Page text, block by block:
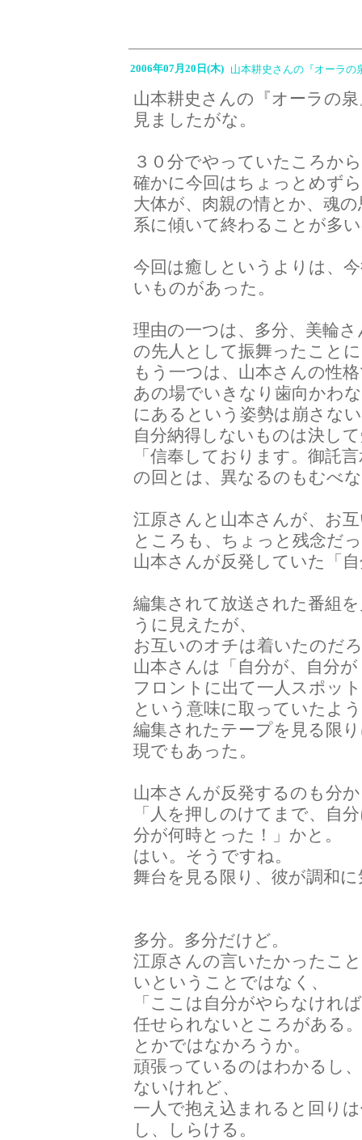
2006年07月20日(木) 山本耕史さんの『オーラの
山本耕史さんの『オーラの
見ましたがな。
３０分でやっていたころか
確かに今回はちょっとめず
大体が、肉親の情とか、魂
系に傾いて終わることが多
今回は癒しというよりは、
いものがあった。
理由の一つは、多分、美輪
の先人として振舞ったこと
もう一つは、山本さんの性
あの場でいきなり歯向かわ
にあるという姿勢は崩さな
自分納得しないものは決し
「信奉しております。御託
の回とは、異なるのもむべ
江原さんと山本さんが、お
ところも、ちょっと残念だ
山本さんが反発していた「
編集されて放送された番組
うに見えたが、
お互いのオチは着いたのだ
山本さんは「自分が、自分
フロントに出て一人スポッ
という意味に取っていたよ
編集されたテープを見る限
現でもあった。
山本さんが反発するのも分
「人を押しのけてまで、自
分が何時とった！」かと。
はい。そうですね。
舞台を見る限り、彼が調和
多分。多分だけど。
江原さんの言いたかったこ
いということではなく、
「ここは自分がやらなけれ
任せられないところがある
とかではなかろうか。
頑張っているのはわかるし
ないけれど、
一人で抱え込まれると回り
し、しらける。